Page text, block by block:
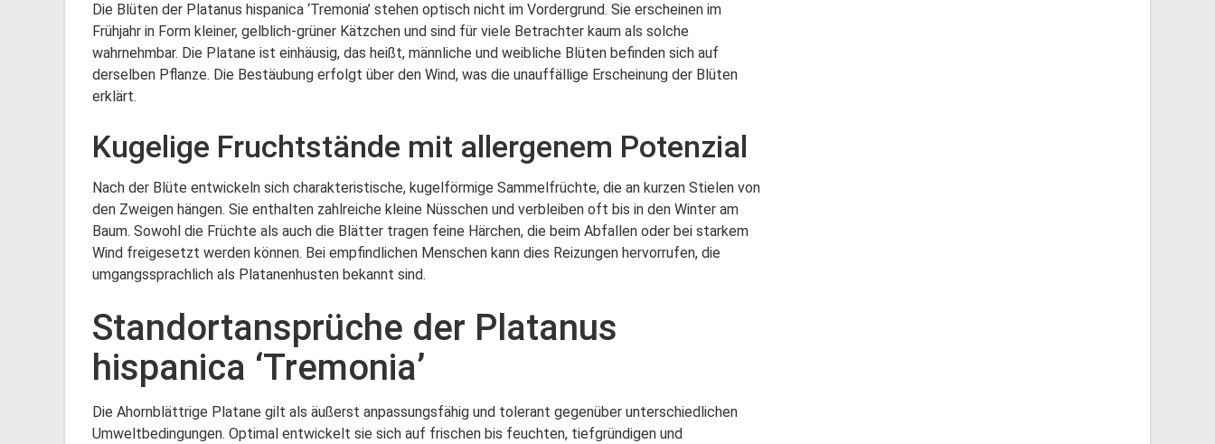
Die Blüten der Platanus hispanica ‘Tremonia’ stehen optisch nicht im Vordergrund. Sie erscheinen im
Frühjahr in Form kleiner, gelblich-grüner Kätzchen und sind für viele Betrachter kaum als solche
wahrnehmbar. Die Platane ist einhäusig, das heißt, männliche und weibliche Blüten befinden sich auf
derselben Pflanze. Die Bestäubung erfolgt über den Wind, was die unauffällige Erscheinung der Blüten
erklärt.
Kugelige Fruchtstände mit allergenem Potenzial
Nach der Blüte entwickeln sich charakteristische, kugelförmige Sammelfrüchte, die an kurzen Stielen von
den Zweigen hängen. Sie enthalten zahlreiche kleine Nüsschen und verbleiben oft bis in den Winter am
Baum. Sowohl die Früchte als auch die Blätter tragen feine Härchen, die beim Abfallen oder bei starkem
Wind freigesetzt werden können. Bei empfindlichen Menschen kann dies Reizungen hervorrufen, die
umgangssprachlich als Platanenhusten bekannt sind.
Standortansprüche der Platanus
hispanica ‘Tremonia’
Die Ahornblättrige Platane gilt als äußerst anpassungsfähig und tolerant gegenüber unterschiedlichen
Umweltbedingungen. Optimal entwickelt sie sich auf frischen bis feuchten, tiefgründigen und